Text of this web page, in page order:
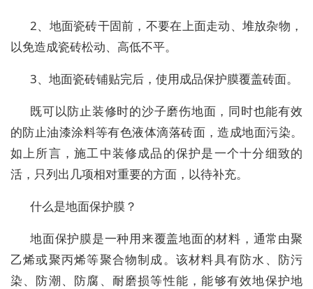
2、地面瓷砖干固前，不要在上面走动、堆放杂物，
以免造成瓷砖松动、高低不平。
3、地面瓷砖铺贴完后，使用成品保护膜覆盖砖面。
既可以防止装修时的沙子磨伤地面，同时也能有效
的防止油漆涂料等有色液体滴落砖面，造成地面污染。
如上所言，施工中装修成品的保护是一个十分细致的
活，只列出几项相对重要的方面，以待补充。
什么是地面保护膜？
地面保护膜是一种用来覆盖地面的材料，通常由聚
乙烯或聚丙烯等聚合物制成。该材料具有防水、防污
染、防潮、防腐、耐磨损等性能，能够有效地保护地